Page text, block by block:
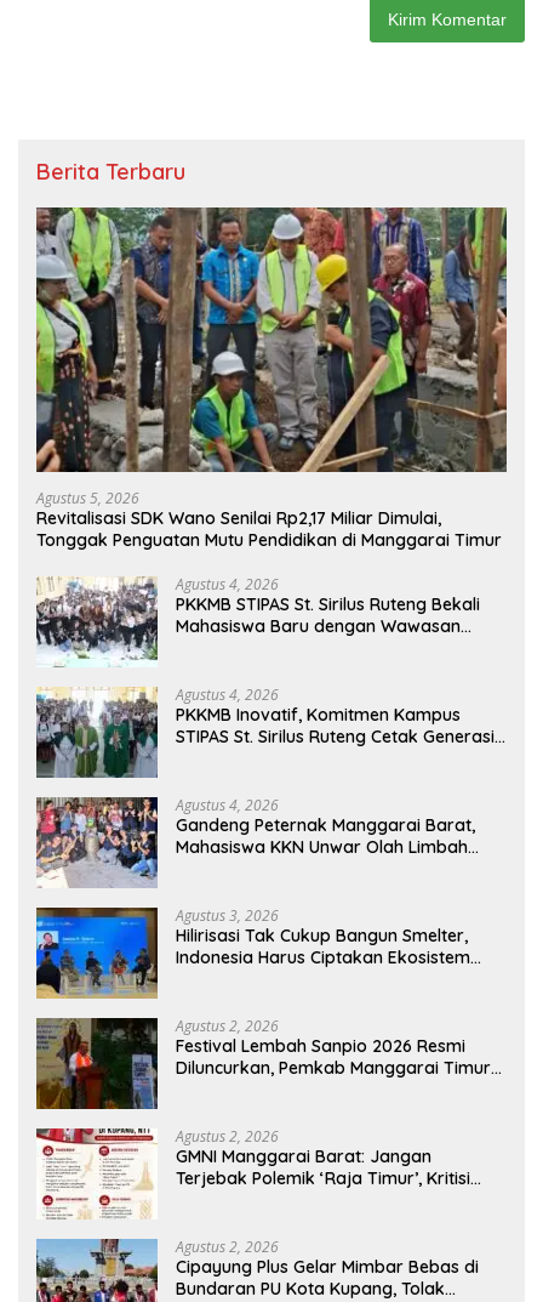
Berita Terbaru
Agustus 5, 2026
Revitalisasi SDK Wano Senilai Rp2,17 Miliar Dimulai,
Tonggak Penguatan Mutu Pendidikan di Manggarai Timur
Agustus 4, 2026
PKKMB STIPAS St. Sirilus Ruteng Bekali
Mahasiswa Baru dengan Wawasan
Agustus 4, 2026
PKKMB Inovatif, Komitmen Kampus
STIPAS St. Sirilus Ruteng Cetak Generasi
Agustus 4, 2026
Gandeng Peternak Manggarai Barat,
Mahasiswa KKN Unwar Olah Limbah
Agustus 3, 2026
Hilirisasi Tak Cukup Bangun Smelter,
Indonesia Harus Ciptakan Ekosistem
Agustus 2, 2026
Festival Lembah Sanpio 2026 Resmi
Diluncurkan, Pemkab Manggarai Timur
Agustus 2, 2026
GMNI Manggarai Barat: Jangan
Terjebak Polemik ‘Raja Timur’, Kritisi
Agustus 2, 2026
Cipayung Plus Gelar Mimbar Bebas di
Bundaran PU Kota Kupang, Tolak